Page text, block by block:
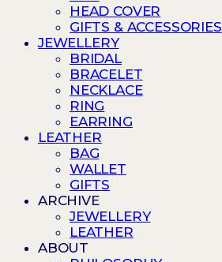
HEAD COVER
GIFTS & ACCESSORIES
JEWELLERY
BRIDAL
BRACELET
NECKLACE
RING
EARRING
LEATHER
BAG
WALLET
GIFTS
ARCHIVE
JEWELLERY
LEATHER
ABOUT